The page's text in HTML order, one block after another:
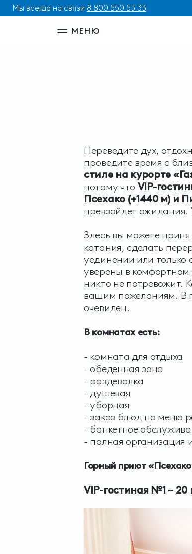
Мы всегда на связи 8 800 550 53 33
МЕНЮ
Переведите дух,
проведите время с
стиле на курорте
потому что VIP-
Псехако (+1440 м) и
превзойдет ожидания.
Здесь вы можете
катания, сделать
уединении или
уверены в комфортном
никто не потревожит.
вашим пожеланиям. В
очевиден.
В комнатах есть:
- комната для отдыха
- обеденная зона
- раздевалка
- душевая
- уборная
- заказ блюд по меню
- банкетное
- полная организация
Горный приют
VIP-гостиная №1 – 20